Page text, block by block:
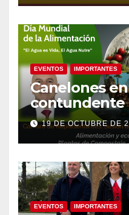
EVENTOS IMPORTANTES
Canelones
contundente
agua como
como
19 DE OCTUBRE DE
EVENTOS IMPORTANTES